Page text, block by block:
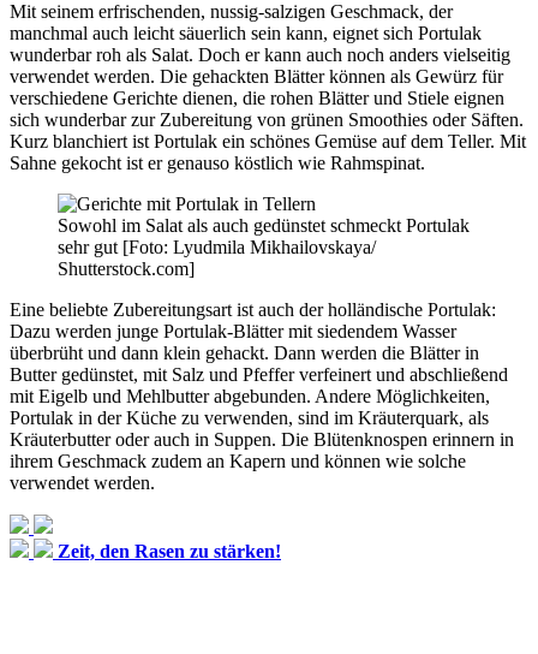
Mit seinem erfrischenden, nussig-salzigen Geschmack, der
manchmal auch leicht säuerlich sein kann, eignet sich Portulak
wunderbar roh als Salat. Doch er kann auch noch anders vielseitig
verwendet werden. Die gehackten Blätter können als Gewürz für
verschiedene Gerichte dienen, die rohen Blätter und Stiele eignen
sich wunderbar zur Zubereitung von grünen Smoothies oder Säften.
Kurz blanchiert ist Portulak ein schönes Gemüse auf dem Teller. Mit
Sahne gekocht ist er genauso köstlich wie Rahmspinat.
Sowohl im Salat als auch gedünstet schmeckt Portulak
sehr gut [Foto: Lyudmila Mikhailovskaya/
Shutterstock.com]
Eine beliebte Zubereitungsart ist auch der holländische Portulak:
Dazu werden junge Portulak-Blätter mit siedendem Wasser
überbrüht und dann klein gehackt. Dann werden die Blätter in
Butter gedünstet, mit Salz und Pfeffer verfeinert und abschließend
mit Eigelb und Mehlbutter abgebunden. Andere Möglichkeiten,
Portulak in der Küche zu verwenden, sind im Kräuterquark, als
Kräuterbutter oder auch in Suppen. Die Blütenknospen erinnern in
ihrem Geschmack zudem an Kapern und können wie solche
verwendet werden.
Zeit, den Rasen zu stärken!